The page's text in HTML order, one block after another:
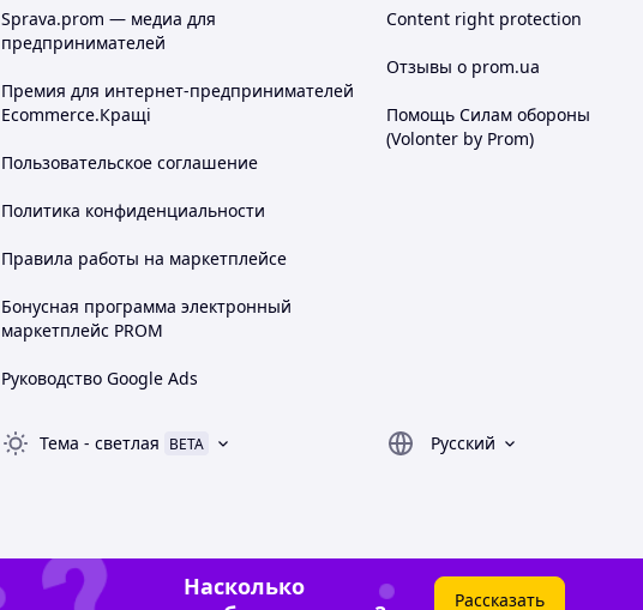
набор садовой мебели
MEBEL ELITE
DELGADO
ME.DELGADO/P/RT/OGR/ZES
серый
диван, 2 кресла, 2 пуфа, столик
искусственный ротанг / текстиль / полимер*
есть
да
Sprava.prom — медиа для
предпринимателей
Премия для интернет-предпринимателей
Ecommerce.Кращі
Пользовательское соглашение
Политика конфиденциальности
Правила работы на маркетплейсе
Бонусная программа электронный
маркетплейс PROM
Руководство Google Ads
Content right protection
Отзывы о prom.ua
Помощь Силам обороны
(Volonter by Prom)
Тема - светлая BETA
Русский
Насколько
Рассказать